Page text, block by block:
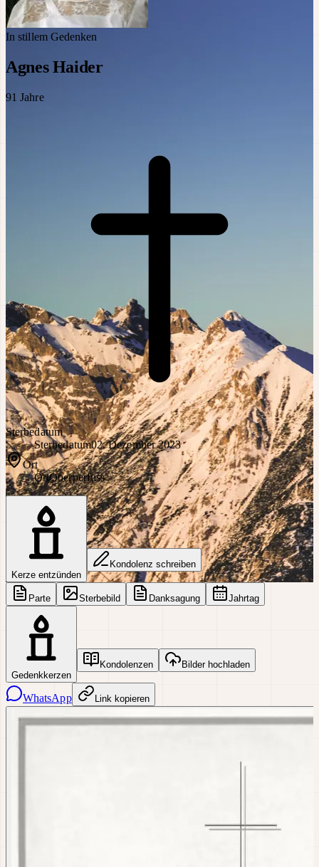
In stillem Gedenken
Agnes Haider
91 Jahre
Sterbedatum
Sterbedatum02. Dezember 2023
Ort
OrtOberperfuss
Kerze entzünden
Kondolenz schreiben
Parte Sterbebild Danksagung Jahrtag
Gedenkkerzen
Kondolenzen Bilder hochladen
WhatsApp Link kopieren